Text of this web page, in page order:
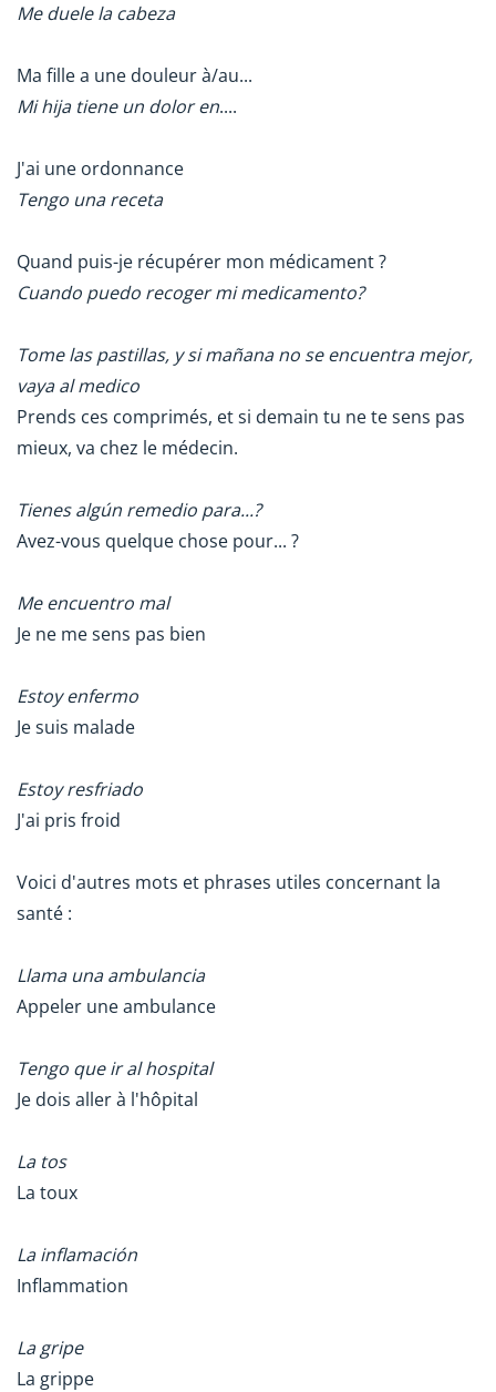
Me duele la cabeza
Ma fille a une douleur à/au...
Mi hija tiene un dolor en....
J'ai une ordonnance
Tengo una receta
Quand puis-je récupérer mon médicament ?
Cuando puedo recoger mi medicamento?
Tome las pastillas, y si mañana no se encuentra mejor,
vaya al medico
Prends ces comprimés, et si demain tu ne te sens pas
mieux, va chez le médecin.
Tienes algún remedio para...?
Avez-vous quelque chose pour... ?
Me encuentro mal
Je ne me sens pas bien
Estoy enfermo
Je suis malade
Estoy resfriado
J'ai pris froid
Voici d'autres mots et phrases utiles concernant la
santé :
Llama una ambulancia
Appeler une ambulance
Tengo que ir al hospital
Je dois aller à l'hôpital
La tos
La toux
La inflamación
Inflammation
La gripe
La grippe